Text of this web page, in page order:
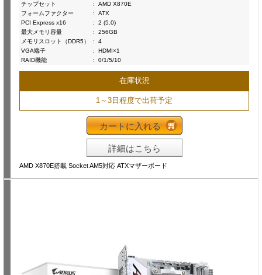
チップセット
:
AMD X870E
フォームファクター
:
ATX
PCI Express x16
:
2 (5.0)
最大メモリ容量
:
256GB
メモリスロット（DDR5）
:
4
VGA端子
:
HDMI×1
RAID機能
: 0/1/5/10
在庫状況
1～3日程度で出荷予定
カートに入れる
詳細はこちら
AMD X870E搭載 Socket AM5対応 ATXマザーボード